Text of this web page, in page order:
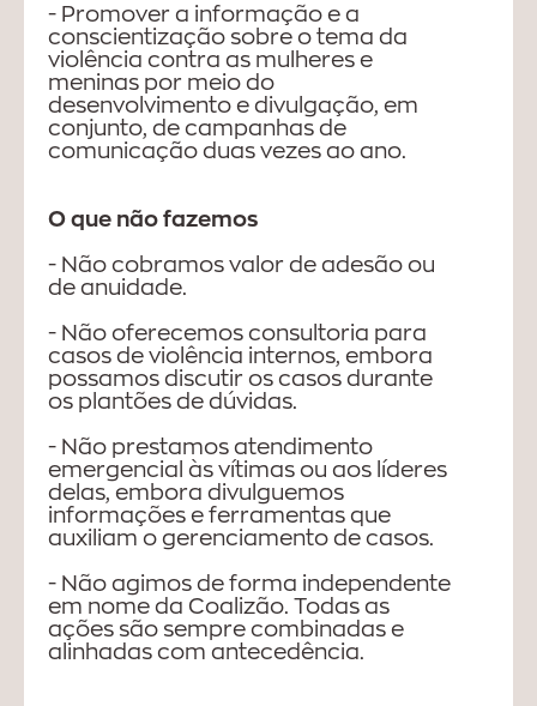
- Promover a informação e a
conscientização sobre o tema da
violência contra as mulheres e
meninas por meio do
desenvolvimento e divulgação, em
conjunto, de campanhas de
comunicação duas vezes ao ano.
O que não fazemos
- Não cobramos valor de adesão ou
de anuidade.
- Não oferecemos consultoria para
casos de violência internos, embora
possamos discutir os casos durante
os plantões de dúvidas.
- Não prestamos atendimento
emergencial às vítimas ou aos líderes
delas, embora divulguemos
informações e ferramentas que
auxiliam o gerenciamento de casos.
- Não agimos de forma independente
em nome da Coalizão. Todas as
ações são sempre combinadas e
alinhadas com antecedência.